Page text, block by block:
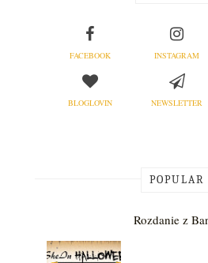
FACEBOOK INSTAGRAM
BLOGLOVIN NEWSLETTER
POPULAR
Rozdanie z